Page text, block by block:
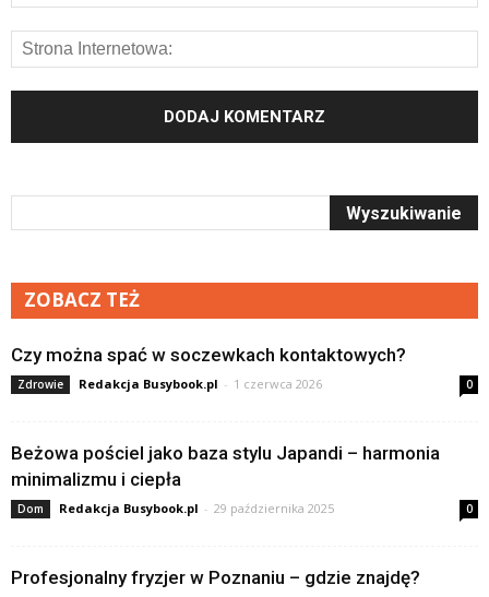
ZOBACZ TEŻ
Czy można spać w soczewkach kontaktowych?
Zdrowie Redakcja Busybook.pl - 1 czerwca 2026 0
Beżowa pościel jako baza stylu Japandi – harmonia
minimalizmu i ciepła
Dom Redakcja Busybook.pl - 29 października 2025 0
Profesjonalny fryzjer w Poznaniu – gdzie znajdę?